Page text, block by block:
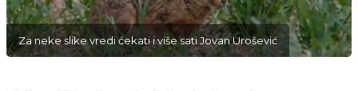
Za neke slike vredi ćekati i više sati Jovan Urošević